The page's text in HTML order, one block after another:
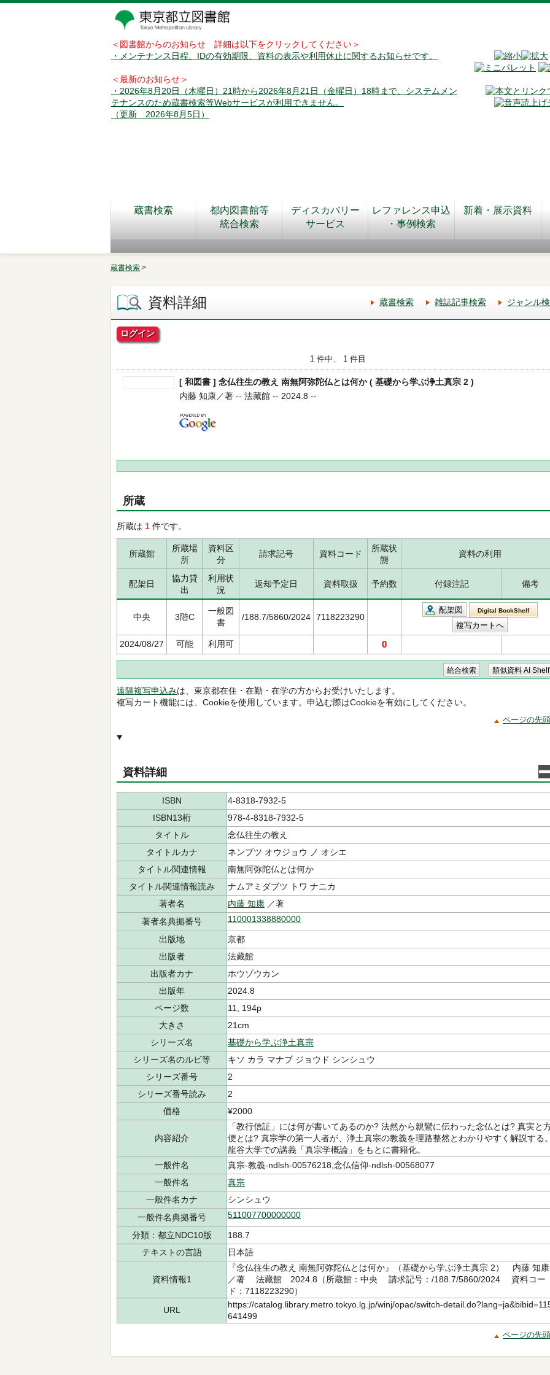
＜図書館からのお知らせ 詳細は以下をクリックしてください＞
・メンテナンス日程、IDの有効期限、資料の表示や利用休止に関するお知らせです。
＜最新のお知らせ＞
・2026年8月20日（木曜日）21時から2026年8月21日（金曜日）18時まで、システムメン
テナンスのため蔵書検索等Webサービスが利用できません。
（更新 2026年8月5日）
蔵書検索
都内図書館等
統合検索
ディスカバリー
サービス
レファレンス申込
・事例検索
新着・展示資料
蔵書検索 >
資料詳細 蔵書検索 雑誌記事検索 ジャンル
ログイン
1 件中、 1 件目
[ 和図書 ] 念仏往生の教え 南無阿弥陀仏とは何か ( 基礎から学ぶ浄土真宗 2 )
内藤 知康／著 -- 法藏館 -- 2024.8 --
所蔵
所蔵は 1 件です。
所蔵館
所蔵場
所
資料区
分
請求記号 資料コード
所蔵状
態
資料の利用
配架日
協力貸
出
利用状
況
返却予定日 資料取扱 予約数 付録注記 備考
中央 3階C
一般図
書
/188.7/5860/2024 7118223290
配架図 Digital BookShelf
2024/08/27 可能 利用可 0
遠隔複写申込みは、東京都在住・在勤・在学の方からお受けいたします。
複写カート機能には、Cookieを使用しています。申込む際はCookieを有効にしてください。
ページの先
資料詳細
ISBN
4-8318-7932-5
ISBN13桁
978-4-8318-7932-5
タイトル
念仏往生の教え
タイトルカナ
ネンブツ オウジョウ ノ オシエ
タイトル関連情報
南無阿弥陀仏とは何か
タイトル関連情報読み
ナムアミダブツ トワ ナニカ
著者名
内藤 知康 ／著
著者名典拠番号
110001338880000
出版地
京都
出版者
法藏館
出版者カナ
ホウゾウカン
出版年
2024.8
ページ数
11, 194p
大きさ
21cm
シリーズ名
基礎から学ぶ浄土真宗
シリーズ名のルビ等
キソ カラ マナブ ジョウド シンシュウ
シリーズ番号
2
シリーズ番号読み
2
価格
¥2000
内容紹介
「教行信証」には何が書いてあるのか? 法然から親鸞に伝わった念仏とは? 真実と
便とは? 真宗学の第一人者が、浄土真宗の教義を理路整然とわかりやすく解説する
龍谷大学での講義「真宗学概論」をもとに書籍化。
一般件名
真宗-教義-ndlsh-00576218,念仏信仰-ndlsh-00568077
一般件名
真宗
一般件名カナ
シンシュウ
一般件名典拠番号
511007700000000
分類：都立NDC10版
188.7
テキストの言語
日本語
資料情報1
『念仏往生の教え 南無阿弥陀仏とは何か』（基礎から学ぶ浄土真宗 2） 内藤 知康
／著 法藏館 2024.8（所蔵館：中央 請求記号：/188.7/5860/2024 資料コー
ド：7118223290）
URL
https://catalog.library.metro.tokyo.lg.jp/winj/opac/switch-
641499
ページの先